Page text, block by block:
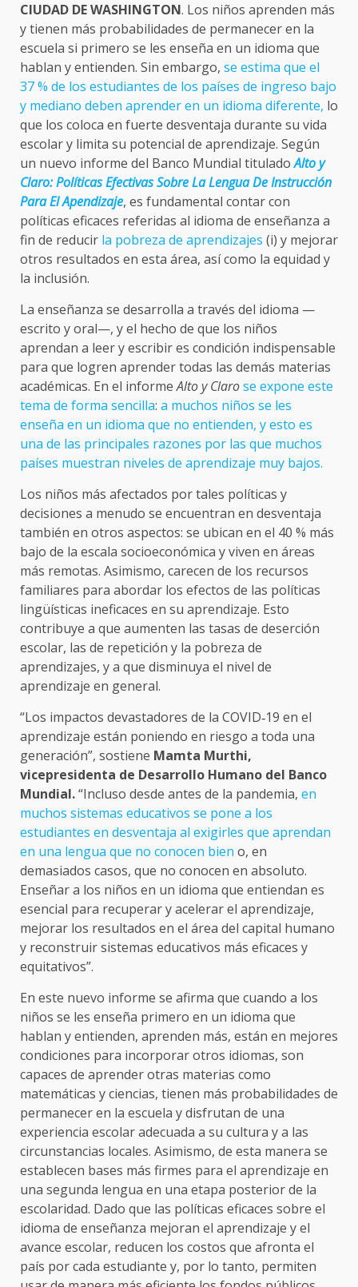
CIUDAD DE WASHINGTON. Los niños aprenden más
y tienen más probabilidades de permanecer en la
escuela si primero se les enseña en un idioma que
hablan y entienden. Sin embargo, se estima que el
37 % de los estudiantes de los países de ingreso bajo
y mediano deben aprender en un idioma diferente, lo
que los coloca en fuerte desventaja durante su vida
escolar y limita su potencial de aprendizaje. Según
un nuevo informe del Banco Mundial tituladoAlto y
Claro: Políticas Efectivas Sobre La Lengua De Instrucción
Para El Apendizaje, es fundamental contar con
políticas eficaces referidas al idioma de enseñanza a
fin de reducir la pobreza de aprendizajes (i) y mejorar
otros resultados en esta área, así como la equidad y
la inclusión.
La enseñanza se desarrolla a través del idioma —
escrito y oral—, y el hecho de que los niños
aprendan a leer y escribir es condición indispensable
para que logren aprender todas las demás materias
académicas. En el informeAlto y Clarose expone este
tema de forma sencilla: a muchos niños se les
enseña en un idioma que no entienden, y esto es
una de las principales razones por las que muchos
países muestran niveles de aprendizaje muy bajos.
Los niños más afectados por tales políticas y
decisiones a menudo se encuentran en desventaja
también en otros aspectos: se ubican en el 40 % más
bajo de la escala socioeconómica y viven en áreas
más remotas. Asimismo, carecen de los recursos
familiares para abordar los efectos de las políticas
lingüísticas ineficaces en su aprendizaje. Esto
contribuye a que aumenten las tasas de deserción
escolar, las de repetición y la pobreza de
aprendizajes, y a que disminuya el nivel de
aprendizaje en general.
“Los impactos devastadores de la COVID‑19 en el
aprendizaje están poniendo en riesgo a toda una
generación”, sostiene Mamta Murthi,
vicepresidenta de Desarrollo Humano del Banco
Mundial.“Incluso desde antes de la pandemia, en
muchos sistemas educativos se pone a los
estudiantes en desventaja al exigirles que aprendan
en una lengua que no conocen bien o, en
demasiados casos, que no conocen en absoluto.
Enseñar a los niños en un idioma que entiendan es
esencial para recuperar y acelerar el aprendizaje,
mejorar los resultados en el área del capital humano
y reconstruir sistemas educativos más eficaces y
equitativos”.
En este nuevo informe se afirma que cuando a los
niños se les enseña primero en un idioma que
hablan y entienden, aprenden más, están en mejores
condiciones para incorporar otros idiomas, son
capaces de aprender otras materias como
matemáticas y ciencias, tienen más probabilidades de
permanecer en la escuela y disfrutan de una
experiencia escolar adecuada a su cultura y a las
circunstancias locales. Asimismo, de esta manera se
establecen bases más firmes para el aprendizaje en
una segunda lengua en una etapa posterior de la
escolaridad. Dado que las políticas eficaces sobre el
idioma de enseñanza mejoran el aprendizaje y el
avance escolar, reducen los costos que afronta el
país por cada estudiante y, por lo tanto, permiten